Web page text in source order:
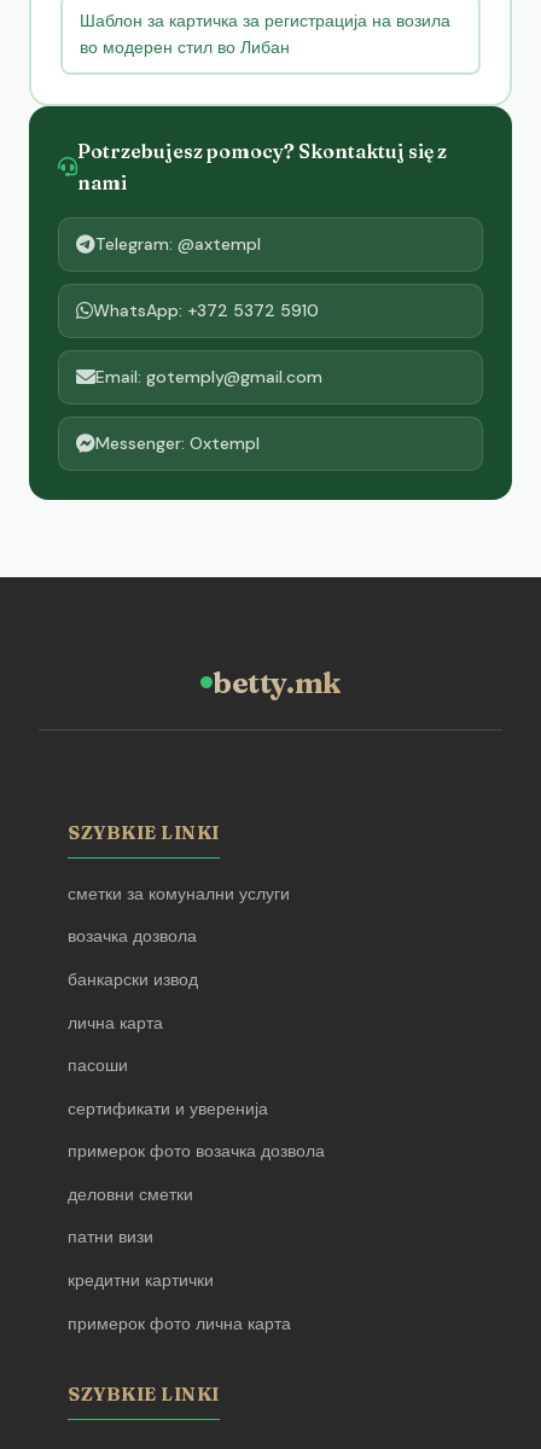
Шаблон за картичка за регистрација на возила
во модерен стил во Либан
Potrzebujesz pomocy? Skontaktuj się z
nami
Telegram: @axtempl
WhatsApp: +372 5372 5910
Email: gotemply@gmail.com
Messenger: Oxtempl
betty.mk
SZYBKIE LINKI
сметки за комунални услуги
возачка дозвола
банкарски извод
лична карта
пасоши
сертификати и уверенија
примерок фото возачка дозвола
деловни сметки
патни визи
кредитни картички
примерок фото лична карта
SZYBKIE LINKI